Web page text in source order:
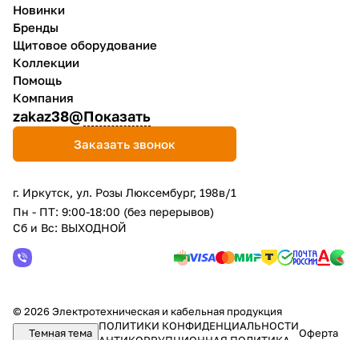
Новинки
Бренды
Щитовое оборудование
Коллекции
Помощь
Компания
zakaz38@Показать
Заказать звонок
г. Иркутск, ул. Розы Люксембург, 198в/1
Пн - ПТ: 9:00-18:00 (без перерывов)
Сб и Вс: ВЫХОДНОЙ
© 2026 Электротехническая и кабельная продукция
Темная тема
ПОЛИТИКИ КОНФИДЕНЦИАЛЬНОСТИ
Оферта